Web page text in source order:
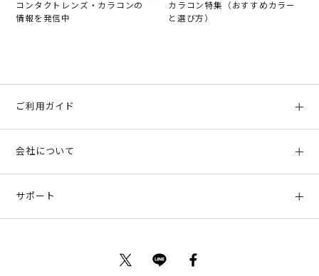
コンタクトレンズ・カラコンの
情報を発信中
カラコン特集（おすすめカラー
と選び方）
ご利用ガイド
お支払い方法、配送について
返品について
会社について
サポート